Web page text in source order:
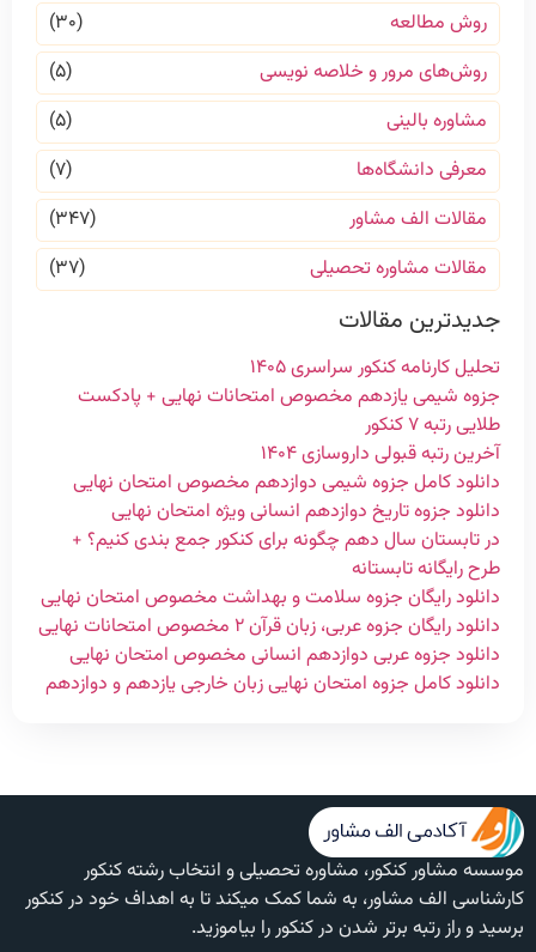
روش مطالعه
(۳۰)
روش‌های مرور و خلاصه نویسی
(۵)
مشاوره بالینی
(۵)
معرفی دانشگاه‌ها
(۷)
مقالات الف مشاور
(۳۴۷)
مقالات مشاوره تحصیلی
(۳۷)
جدیدترین مقالات
تحلیل کارنامه کنکور سراسری ۱۴۰۵
جزوه شیمی یازدهم مخصوص امتحانات نهایی + پادکست
طلایی رتبه ۷ کنکور
آخرین رتبه قبولی داروسازی ۱۴۰۴
دانلود کامل جزوه شیمی دوازدهم مخصوص امتحان نهایی
دانلود جزوه تاریخ دوازدهم انسانی ویژه امتحان نهایی
در تابستان سال دهم چگونه برای کنکور جمع بندی کنیم؟ +
طرح رایگانه تابستانه
دانلود رایگان جزوه سلامت و بهداشت مخصوص امتحان نهایی
دانلود رایگان جزوه عربی، زبان قرآن ۲ مخصوص امتحانات نهایی
دانلود جزوه عربی دوازدهم انسانی مخصوص امتحان نهایی
دانلود کامل جزوه امتحان نهایی زبان خارجی یازدهم و دوازدهم
موسسه مشاور کنکور، مشاوره تحصیلی و انتخاب رشته کنکور
کارشناسی الف مشاور، به شما کمک میکند تا به اهداف خود در کنکور
برسید و راز رتبه برتر شدن در کنکور را بیاموزید.